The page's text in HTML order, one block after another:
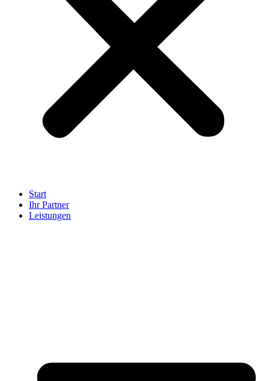
Start
Ihr Partner
Leistungen